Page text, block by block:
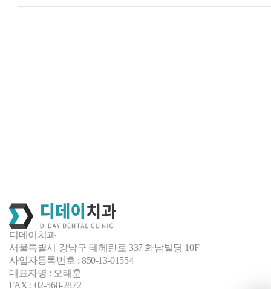
디데이치과
서울특별시 강남구 테헤란로 337 화남빌딩 10F
사업자등록번호 : 850-13-01554
대표자명 : 오태훈
FAX : 02-568-2872